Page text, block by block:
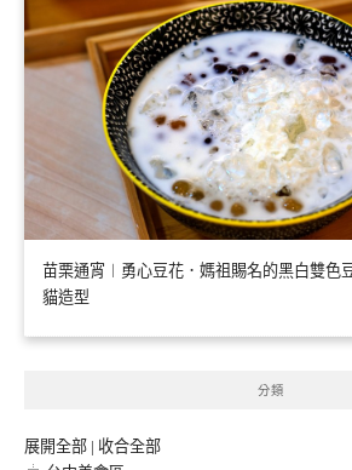
苗栗通宵︱勇心豆花．媽祖賜名的黑白雙色
貓造型
分類
展開全部 | 收合全部